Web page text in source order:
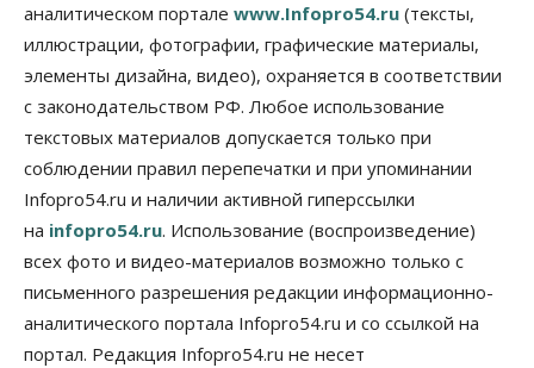
аналитическом портале www.Infopro54.ru (тексты,
иллюстрации, фотографии, графические материалы,
элементы дизайна, видео), охраняется в соответствии
с законодательством РФ. Любое использование
текстовых материалов допускается только при
соблюдении правил перепечатки и при упоминании
Infopro54.ru и наличии активной гиперссылки
на infopro54.ru. Использование (воспроизведение)
всех фото и видео-материалов возможно только с
письменного разрешения редакции информационно-
аналитического портала Infopro54.ru и со ссылкой на
портал. Редакция Infopro54.ru не несет